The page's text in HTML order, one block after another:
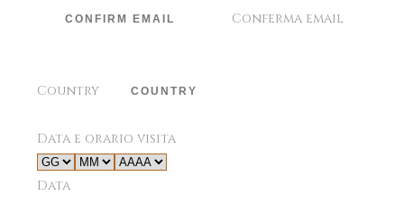
Conferma email
Country
Data e orario visita
Data